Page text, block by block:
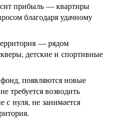
прибыль — квартиры
благодаря удачному
— рядом
детские и спортивные
появляются новые
требуется возводить
с нуля, не занимается